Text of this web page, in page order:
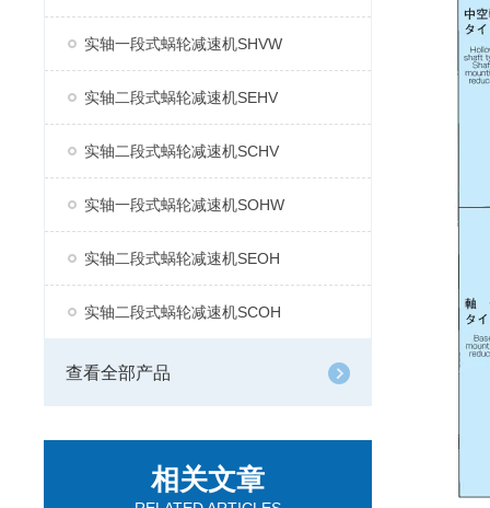
实轴一段式蜗轮减速机SHVW
实轴二段式蜗轮减速机SEHV
实轴二段式蜗轮减速机SCHV
实轴一段式蜗轮减速机SOHW
实轴二段式蜗轮减速机SEOH
实轴二段式蜗轮减速机SCOH
查看全部产品
相关文章